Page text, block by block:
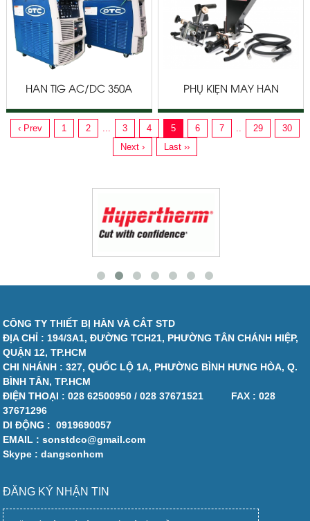
HÀN TIG AC/DC 350A
PHỤ KIỆN MÁY HÀN
‹ Prev 1 2 ... 3 4 5 6 7 .. 29
30
Next ›
Last ››
CÔNG TY THIẾT BỊ HÀN VÀ CẮT STD
ĐỊA CHỈ : 194/3A1, ĐƯỜNG TCH21, PHƯỜNG TÂN CHÁNH HIỆP,
QUẬN 12, TP.HCM
CHI NHÁNH : 327, QUỐC LỘ 1A, PHƯỜNG BÌNH HƯNG HÒA, Q.
BÌNH TÂN, TP.HCM
ĐIỆN THOẠI :028 62500950 / 028 37671521 FAX :028
37671296
DI ĐỘNG :0919690057
EMAIL : sonstdco@gmail.com
Skype : dangsonhcm
ĐĂNG KÝ NHẬN TIN